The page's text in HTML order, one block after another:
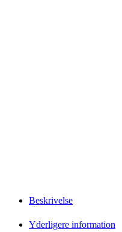
Beskrivelse
Yderligere information